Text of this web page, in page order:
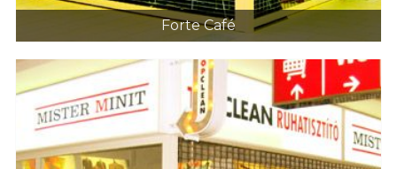
Forte Café